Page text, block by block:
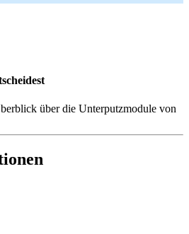
über die Unterputzmodule von